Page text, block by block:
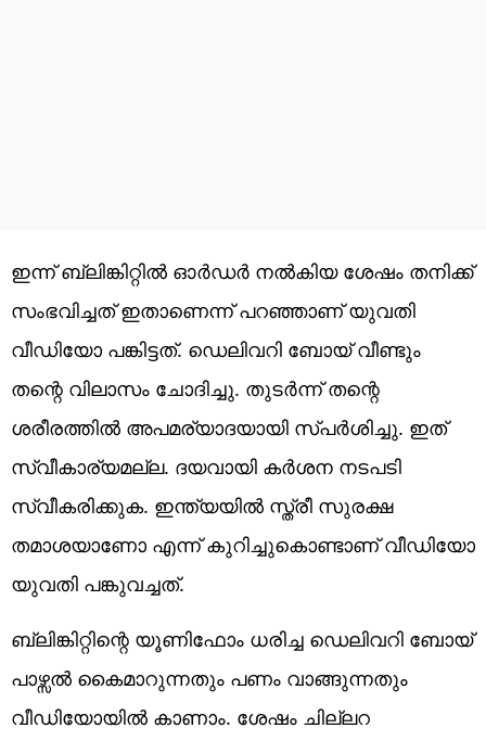
ഇന്ന് ബ്ലിങ്കിറ്റിൽ ഓർഡർ നൽകിയ ശേഷം തനിക്ക്
സംഭവിച്ചത് ഇതാണെന്ന് പറഞ്ഞാണ് യുവതി
വീഡിയോ പങ്കിട്ടത്. ഡെലിവറി ബോയ് വീണ്ടും
തന്റെ വിലാസം ചോദിച്ചു. തുടർന്ന് തന്റെ
ശരീരത്തിൽ അപമര്യാദയായി സ്പർശിച്ചു. ഇത്
സ്വീകാര്യമല്ല. ദയവായി കർശന നടപടി
സ്വീകരിക്കുക. ഇന്ത്യയിൽ സ്ത്രീ സുരക്ഷ
തമാശയാണോ എന്ന് കുറിച്ചുകൊണ്ടാണ് വീഡിയോ
യുവതി പങ്കുവച്ചത്.
ബ്ലിങ്കിറ്റിന്റെ യൂണിഫോം ധരിച്ച ഡെലിവറി ബോയ്
പാഴ്സൽ കൈമാറുന്നതും പണം വാങ്ങുന്നതും
വീഡിയോയിൽ കാണാം. ശേഷം ചില്ലറ